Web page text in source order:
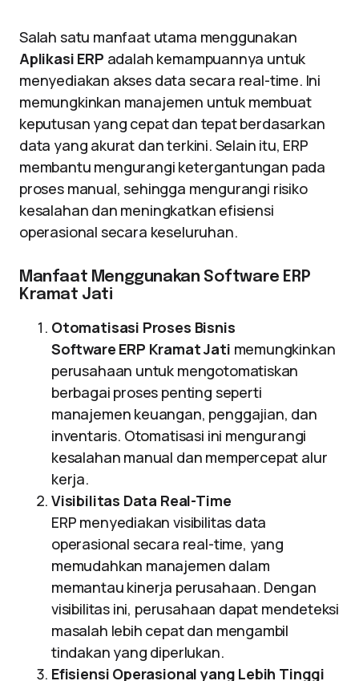
Salah satu manfaat utama menggunakan
Aplikasi ERP adalah kemampuannya untuk
menyediakan akses data secara real-time. Ini
memungkinkan manajemen untuk membuat
keputusan yang cepat dan tepat berdasarkan
data yang akurat dan terkini. Selain itu, ERP
membantu mengurangi ketergantungan pada
proses manual, sehingga mengurangi risiko
kesalahan dan meningkatkan efisiensi
operasional secara keseluruhan.
Manfaat Menggunakan Software ERP
Kramat Jati
Otomatisasi Proses Bisnis
Software ERP Kramat Jati memungkinkan
perusahaan untuk mengotomatiskan
berbagai proses penting seperti
manajemen keuangan, penggajian, dan
inventaris. Otomatisasi ini mengurangi
kesalahan manual dan mempercepat alur
kerja.
Visibilitas Data Real-Time
ERP menyediakan visibilitas data
operasional secara real-time, yang
memudahkan manajemen dalam
memantau kinerja perusahaan. Dengan
visibilitas ini, perusahaan dapat mendeteksi
masalah lebih cepat dan mengambil
tindakan yang diperlukan.
Efisiensi Operasional yang Lebih Tinggi